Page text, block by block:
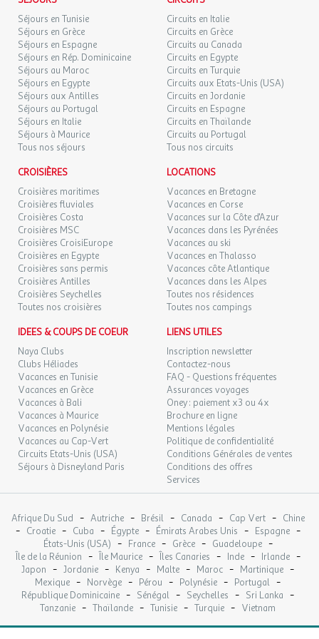
Personnes maximum : 2
Enfant / Bébé
en supplément
sur demande
Literie
Literie adaptée au nombre de personnes
Oreillers : fourni
Couvertures : fourni
Draps : non fourni
Cuisine
Cuisine : 1
vaisselle/couverts adaptés au nombre de
Equipements de cuisine
Eau froide
Eau chaude
Plaques de cuisson : 4 feux : 1
Micro-onde : 1
Hotte aspirante : 1
Réfrigérateur : 1
Freezer : 1
Cafetière électrique : 1
Sanitaires
Salle(s) de bain : 1
Privative
Lavabo
sur demande
Linge de bains : non fourni
WC : 1
séparé de la salle de bain
dans la salle de bains
Equipement intérieur
Installation thermique
Chauffage
LUN.
07
SEPT.
109 €
Retour le
09/09/2026
MAR.
08
SEPT.
109 €
Retour le
10/09/2026
MER.
09
SEPT.
109 €
Retour le
10
SEPT.
109 €
12/09/2026
VEN.
11
SEPT.
109 €
Retour le
SAM.
12
SEPT.
109 €
Retour le
14/09/2026
DIM.
13
SEPT.
109 €/hébergement
LUN.
14
SEPT.
109 €
Retour le
16/09/2026
15
SEPT.
109 €/hébergement
17/09/2026
MER.
SEPT.
109 €
JEU.
17
SEPT.
109 € /hébergement
Retour le
19/09/2026
VEN.
18
SEPT.
109 € /hébergement
Retour le
20/09/2026
19 109 €/hébergement
Retour le
Séjours en Tunisie
Séjours en Grèce
Séjours en Espagne
Séjours en Rép. Dominicaine
Séjours au Maroc
Séjours en Egypte
Séjours aux Antilles
Séjours au Portugal
Séjours en Italie
Séjours à Maurice
Tous nos séjours
Circuits en Italie
Circuits en Grèce
Circuits au Canada
Circuits en Egypte
Circuits en Turquie
Circuits aux Etats-Unis (USA)
Circuits en Jordanie
Circuits en Espagne
Circuits en Thaïlande
Circuits au Portugal
Tous nos circuits
CROISIÈRES
Croisières maritimes
Croisières fluviales
Croisières Costa
Croisières MSC
Croisières CroisiEurope
Croisières en Egypte
Croisières sans permis
Croisières Antilles
Croisières Seychelles
Toutes nos croisières
LOCATIONS
Vacances en Bretagne
Vacances en Corse
Vacances sur la Côte d'Azur
Vacances dans les Pyrénées
Vacances au ski
Vacances en Thalasso
Vacances côte Atlantique
Vacances dans les Alpes
Toutes nos résidences
Toutes nos campings
IDEES & COUPS DE COEUR
Naya Clubs
Clubs Héliades
Vacances en Tunisie
Vacances en Grèce
Vacances à Bali
Vacances à Maurice
Vacances en Polynésie
Vacances au Cap-Vert
Circuits Etats-Unis (USA)
Séjours à Disneyland Paris
LIENS UTILES
Inscription newsletter
Contactez-nous
FAQ - Questions fréquentes
Assurances voyages
Oney : paiement x3 ou 4x
Brochure en ligne
Mentions légales
Politique de confidentialité
Conditions Générales de ventes
Conditions des offres
Services
Afrique Du Sud - Autriche - Brésil - Canada - Cap Vert - Chine
- Croatie - Cuba - Égypte - Émirats Arabes Unis - Espagne -
États-Unis (USA) - France - Grèce - Guadeloupe -
Île de la Réunion - Île Maurice - Îles Canaries - Inde - Irlande -
Japon - Jordanie - Kenya - Malte - Maroc - Martinique -
Mexique - Norvège - Pérou - Polynésie - Portugal -
République Dominicaine - Sénégal - Seychelles - Sri Lanka -
Tanzanie - Thaïlande - Tunisie - Turquie - Vietnam